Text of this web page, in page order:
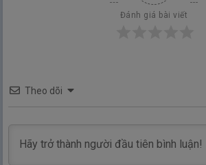
Đánh giá bài viết
Theo dõi